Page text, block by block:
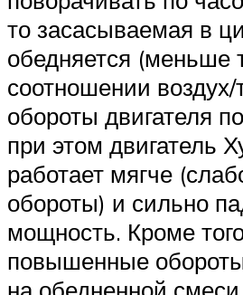
то засасываемая в
обедняется (меньше
соотношении воздух/
обороты двигателя
при этом двигатель
работает мягче
обороты) и сильно
мощность. Кроме
повышенные